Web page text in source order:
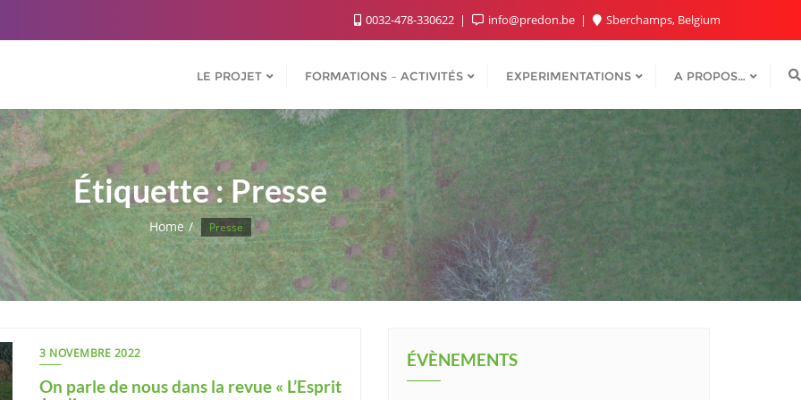
0032-478-330622 info@predon.be Sberchamps, Belgium
LE PROJET FORMATIONS – ACTIVITÉS EXPERIMENTATIONS A PROPOS…
Étiquette :Presse
Home Presse
3 NOVEMBRE 2022
On parle de nous dans la revue « L’Esprit
ÉVÈNEMENTS